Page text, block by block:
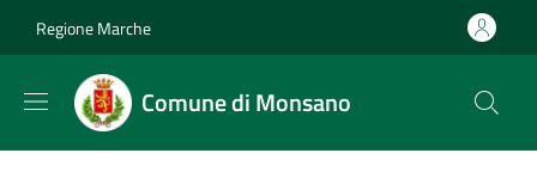
Regione Marche
Comune di Monsano